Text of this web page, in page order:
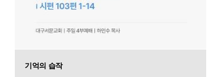
기억의 습작